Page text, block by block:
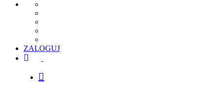
ZALOGUJ
facebook